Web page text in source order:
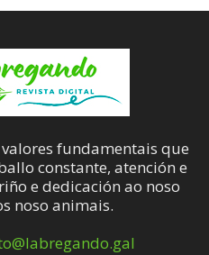
fundamentais que
constante, atención e
e dedicación ao noso
noso animais.